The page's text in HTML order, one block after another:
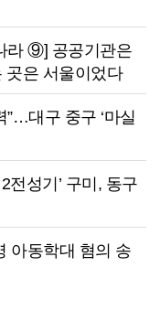
라 ⑨] 공공기관은
곳은 서울이었다
”…대구 중구 ‘마실
성기’ 구미, 동구
아동학대 혐의 송